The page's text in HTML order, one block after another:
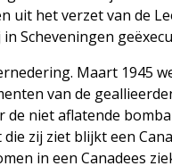
uit het verzet van de
Scheveningen
Maart 1945
van de
niet aflatende
zij ziet blijkt een
in een Canadees